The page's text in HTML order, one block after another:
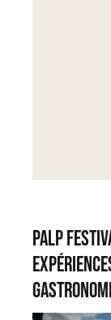
PALP